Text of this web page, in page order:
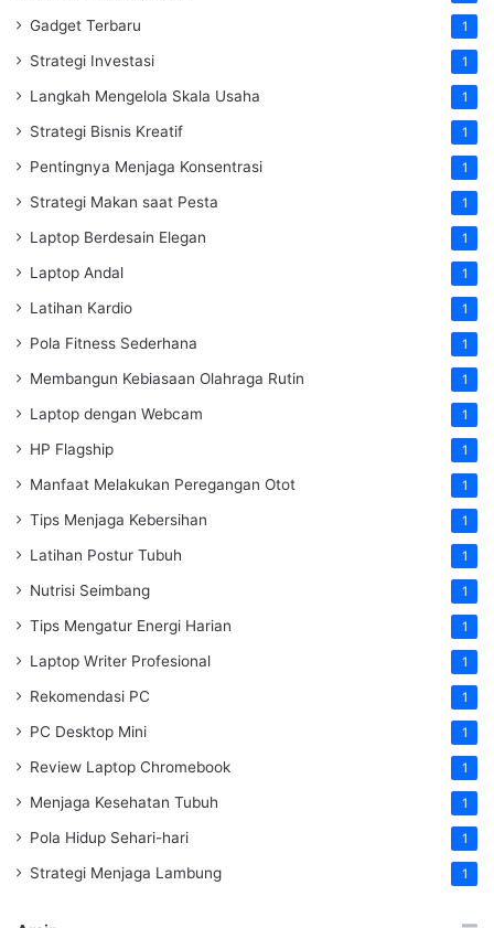
Gadget Terbaru 1
Strategi Investasi 1
Langkah Mengelola Skala Usaha 1
Strategi Bisnis Kreatif 1
Pentingnya Menjaga Konsentrasi 1
Strategi Makan saat Pesta 1
Laptop Berdesain Elegan 1
Laptop Andal 1
Latihan Kardio 1
Pola Fitness Sederhana 1
Membangun Kebiasaan Olahraga Rutin 1
Laptop dengan Webcam 1
HP Flagship 1
Manfaat Melakukan Peregangan Otot 1
Tips Menjaga Kebersihan 1
Latihan Postur Tubuh 1
Nutrisi Seimbang 1
Tips Mengatur Energi Harian 1
Laptop Writer Profesional 1
Rekomendasi PC 1
PC Desktop Mini 1
Review Laptop Chromebook 1
Menjaga Kesehatan Tubuh 1
Pola Hidup Sehari-hari 1
Strategi Menjaga Lambung 1